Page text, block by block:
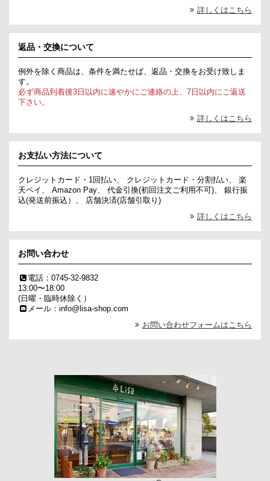
詳しくはこちら
返品・交換について
例外を除く商品は、条件を満たせば、返品・交換をお受け致しま
す。
必ず商品到着後3日以内に速やかにご連絡の上、7日以内にご返送
下さい。
詳しくはこちら
お支払い方法について
クレジットカード・1回払い、 クレジットカード・分割払い、 楽
天ペイ、 Amazon Pay、 代金引換(初回注文ご利用不可)、 銀行振
込(発送前振込）、 店舗決済(店舗引取り)
詳しくはこちら
お問い合わせ
電話：0745-32-9832
13:00〜18:00
(日曜・臨時休除く）
メール：info@lisa-shop.com
お問い合わせフォームはこちら